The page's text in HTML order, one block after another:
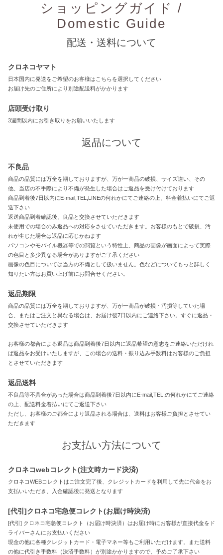
ショッピングガイド /
Domestic Guide
配送・送料について
クロネコヤマト
日本国内に発送をご希望のお客様はこちらを選択してください
お届け先のご住所により別途配送料がかかります
店頭受け取り
3週間以内にお引き取りをお願いいたします
返品について
不良品
商品の品質には万全を期しておりますが、万が一商品の破損、サイズ違い、その
他、当店の不手際により不備が発生した場合はご返品を受け付けております
商品到着後7日以内にE-mail,TEL,LINEの何れかにてご連絡の上、料金着払いにてご返
送下さい
返送商品到着確認後、良品と交換させていただきます
未使用での場合のみ返品への対応をさせていただきます。お客様のもとで破損、汚
れが生じた場合は返品に応じかねます
パソコンやモバイル機器等での閲覧という特性上、商品の画像が画面によって実際
の色目と多少異なる場合がありますがご了承ください
画像の色目については当方の不備として扱いません。色などについてもっと詳しく
知りたい方はお買い上げ前にお問合せください。
返品期限
商品の品質には万全を期しておりますが、万が一商品が破損・汚損等していた場
合、またはご注文と異なる場合は、お届け後7日以内にご連絡下さい。すぐに返品・
交換させていただきます
お客様の都合による返品は商品到着後7日以内に返品希望の意志をご連絡いただけれ
ば返品をお受けいたしますが、この場合の送料・振り込み手数料はお客様のご負担
とさせていただきます
返品送料
不良品等不具合があった場合は商品到着後7日以内にE-mail,TEL,の何れかにてご連絡
の上、配送料金着払いにてご返送下さい
ただし、お客様のご都合により返品される場合は、送料はお客様ご負担とさせてい
ただきます
お支払い方法について
クロネコwebコレクト(注文時カード決済)
クロネコWEBコレクトはご注文完了後、クレジットカードを利用して先に代金をお
支払いいただき、入金確認後に発送となります
[代引]クロネコ宅急便コレクト(お届け時決済)
[代引] クロネコ宅急便コレクト（お届け時決済）はお届け時にお客様が直接代金をド
ライバーさんにお支払いください
現金の他に各種クレジットカード・電子マネー等もご利用いただけます。また送料
の他に代引き手数料（決済手数料）が別途かかりますので、予めご了承下さい